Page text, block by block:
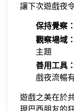
讓下次遊戲夜
保持覺察：
觀察場域：
主題
善用工具：
戲夜流暢
遊戲之美在於
現巴西朋友的